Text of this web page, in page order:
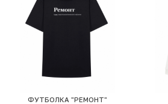
ФУТБОЛКА "РЕМОНТ"